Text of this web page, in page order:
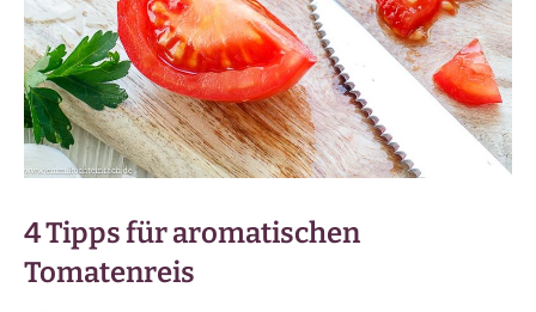
4 Tipps für aromatischen
Tomatenreis